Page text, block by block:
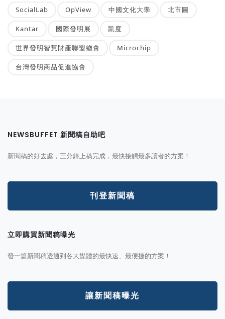
SocialLab OpView 中國文化大學 北市圖
Kantar 國際發明展 凱度
世界發明智慧財產聯盟總會 Microchip
台灣發明商品促進協會
NEWSBUFFET 新聞稿自助吧
新聞稿的好去處，三分鐘上稿完成，最快接觸最多讀者的方案！
刊登新聞稿
立即購買新聞稿曝光
發一篇新聞稿透通到各大媒體的最快速、最便捷的方案！
讓新聞稿曝光